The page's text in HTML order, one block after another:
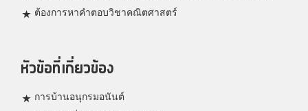
ต้องการหาคำตอบวิชาคณิตศาสตร์
หัวข้อที่เกี่ยวข้อง
การบ้านอนุกรมอนันต์